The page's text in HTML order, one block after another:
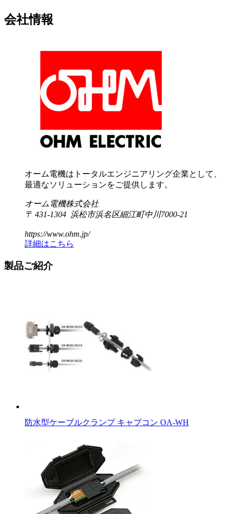
会社情報
オーム電機はトータルエンジニアリング企業として、
最適なソリューションをご提供します。
オーム電機株式会社
〒 431-1304 浜松市浜名区細江町中川7000-21
https://www.ohm.jp/
詳細はこちら
製品ご紹介
防水型ケーブルクランプ キャプコン OA-WH